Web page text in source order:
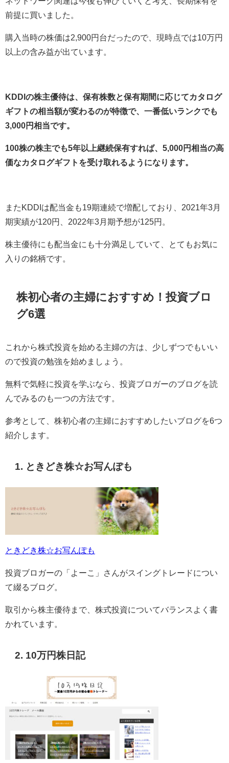
前提に買いました。
購入当時の株価は2,900円台だったので、現時点では10万円
以上の含み益が出ています。
KDDIの株主優待は、保有株数と保有期間に応じてカタログ
ギフトの相当額が変わるのが特徴で、一番低いランクでも
3,000円相当です。
100株の株主でも5年以上継続保有すれば、5,000円相当の高
価なカタログギフトを受け取れるようになります。
また KDDI は配当金も19期連続で増配しており、 2021年3月
期実績が120円、 2022年3月期予想が125円。
株主優待にも配当金にも十分満足していて、とてもお気に
入りの銘柄です。
株初心者の主婦におすすめ！投資ブロ
グ6選
これから株式投資を始める主婦の方は、少しずつでもいい
ので投資の勉強を始めましょう。
無料で気軽に投資を学ぶなら、投資ブロガーのブログを読
んでみるのも一つの方法です。
参考として、株初心者の主婦におすすめしたいブログを6つ
紹介します。
1. ときどき株☆お写んぽも
ときどき株☆お写んぽも
投資ブロガーの「よーこ」さんがスイングトレードについ
て綴るブログ。
取引から株主優待まで、株式投資についてバランスよく書
かれています。
2. 10万円株日記